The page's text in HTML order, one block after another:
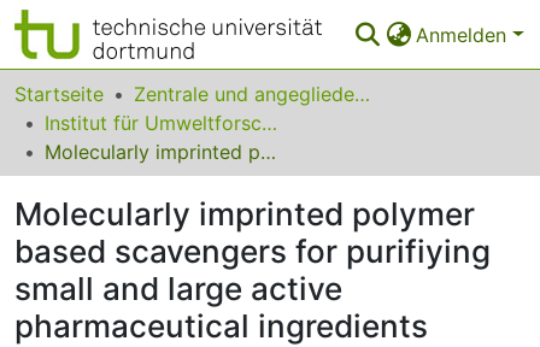
Anmelden
Bereiche & Sammlungen
Das gesamte Repositorium
FAQ
Leitlinien
Zurück zur Startseite
Startseite
Zentrale und angegliederte Institute
Institut für Umweltforschung (INFU)
Molecularly imprinted polymer based scavengers for purifiying small and large active pharmaceutical ingredients
Molecularly imprinted polymer
based scavengers for purifiying
small and large active
pharmaceutical ingredients